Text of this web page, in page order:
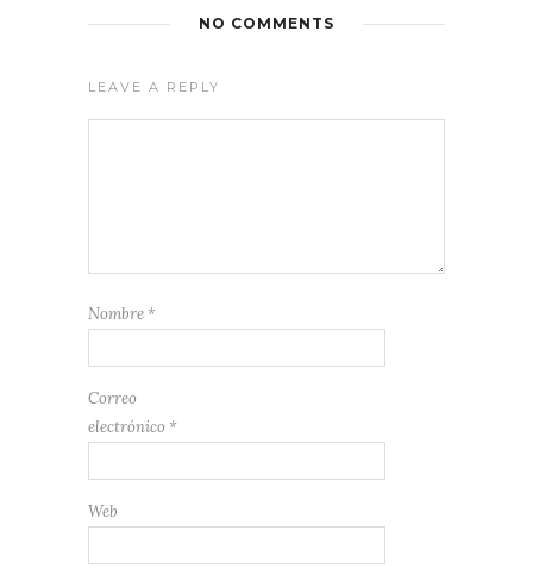
NO COMMENTS
LEAVE A REPLY
Nombre *
Correo
electrónico *
Web